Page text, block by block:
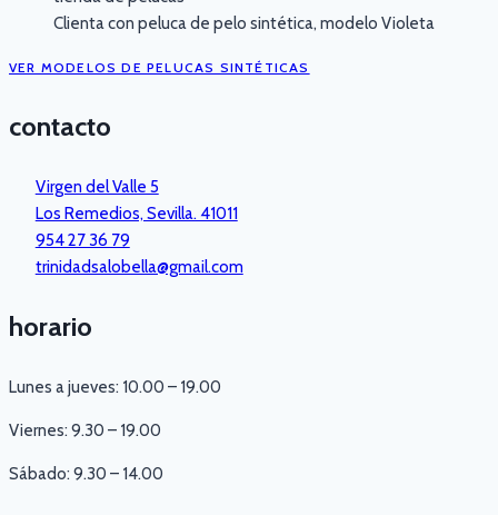
Clienta con peluca de pelo sintética, modelo Violeta
VER MODELOS DE PELUCAS SINTÉTICAS
contacto
Virgen del Valle 5
Los Remedios, Sevilla. 41011
954 27 36 79
trinidadsalobella@gmail.com
horario
Lunes a jueves: 10.00 – 19.00
Viernes: 9.30 – 19.00
Sábado: 9.30 – 14.00